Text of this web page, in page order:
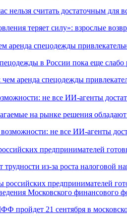
нельзя считать достаточным для
аренда спецодежды
в России пока еще слабо
не все ИИ-агенты
на рынке решения
предпринимателей
трудности из-за роста налоговой
Московского финансового
пройдет 21 сентября в